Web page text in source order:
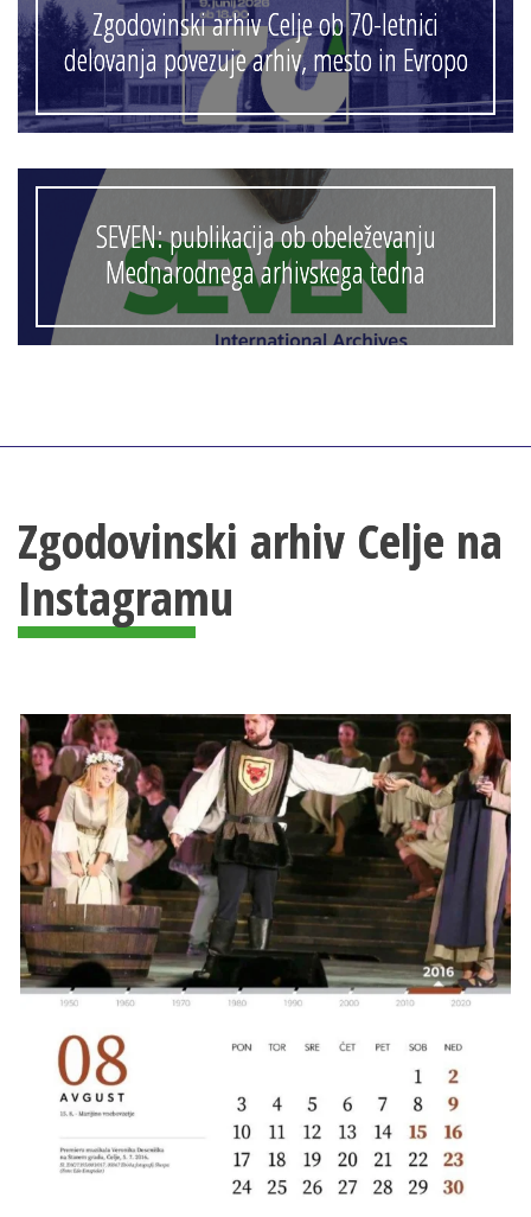
Zgodovinski arhiv Celje ob 70-letnici
delovanja povezuje arhiv, mesto in Evropo
SEVEN: publikacija ob obeleževanju
Mednarodnega arhivskega tedna
Zgodovinski arhiv Celje na
Instagramu